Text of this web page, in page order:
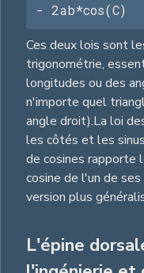
- 2ab*cos(C)
Ces deux lois sont
trigonométrie,
longitudes ou des
n'importe quel
angle droit).La loi
les côtés et les
de cosines rapporte
cosine de l'un de
version plus
L'épine